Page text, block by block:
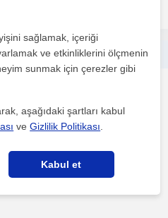
ders. 11 yıllık tecrübemle
Trabzo...
bolca soru çözerek konuyu
konularda e...
sağlamak, içeriği
ve etkinliklerini ölçmenin
sunmak için çerezler gibi
aşağıdaki şartları kabul
veGizlilik Politikası
Kabul et